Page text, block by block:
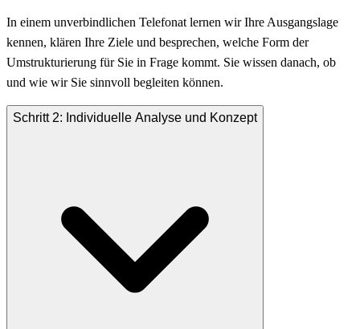
In einem unverbindlichen Telefonat lernen wir Ihre Ausgangslage
kennen, klären Ihre Ziele und besprechen, welche Form der
Umstrukturierung für Sie in Frage kommt. Sie wissen danach, ob
und wie wir Sie sinnvoll begleiten können.
Schritt 2: Individuelle Analyse und Konzept